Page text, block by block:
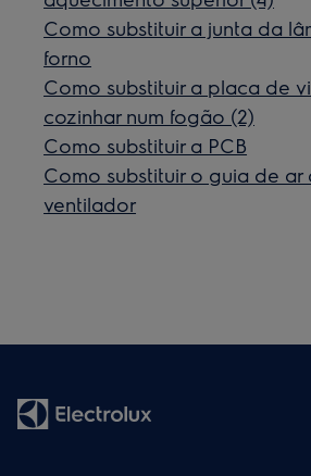
Como substituir a junta da
forno
Como substituir a placa de
cozinhar num fogão (2)
Como substituir a PCB
Como substituir o guia de
ventilador